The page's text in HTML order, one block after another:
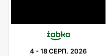
4 -18 СЕРП. 2026